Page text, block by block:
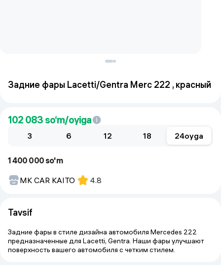
Задние фары Lacetti/Gentra Merc 222 , красный
102 083 so‘m/oyiga
3 6 12 18 24oyga
1 400 000 so'm
MK CAR KAITO
4.8
Tavsif
Задние фары в стиле дизайна автомобиля Mercedes 222
предназначенные для Lacetti, Gentra. Наши фары улучшают
поверхность вашего автомобиля с четким стилем.